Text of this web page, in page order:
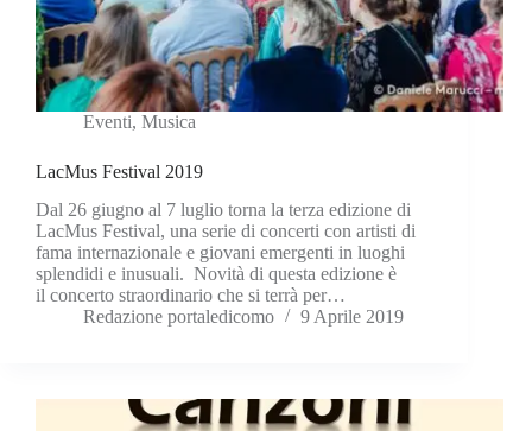
Eventi, Musica
LacMus Festival 2019
Dal 26 giugno al 7 luglio torna la terza edizione di
LacMus Festival, una serie di concerti con artisti di
fama internazionale e giovani emergenti in luoghi
splendidi e inusuali. Novità di questa edizione è
il concerto straordinario che si terrà per…
Redazione portaledicomo
9 Aprile 2019